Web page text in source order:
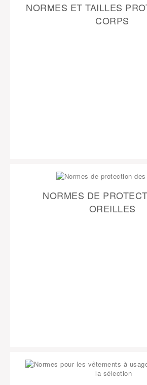
NORMES ET TAILLES
CORPS
NORMES DE
OREILLES